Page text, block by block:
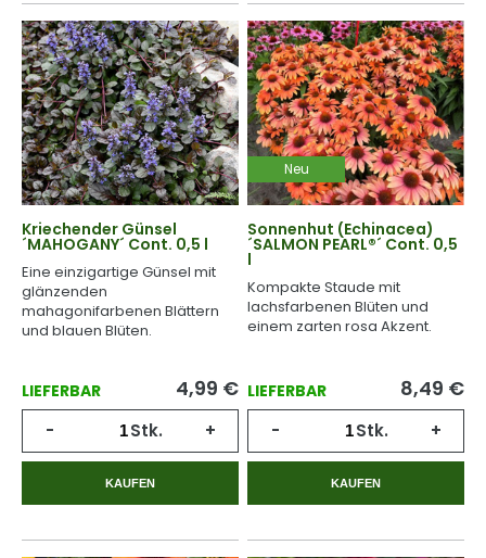
Kriechender Günsel
´MAHOGANY´ Cont. 0,5 l
Eine einzigartige Günsel mit
glänzenden
mahagonifarbenen Blättern
und blauen Blüten.
LIEFERBAR 4,99 €
- Stk. +
KAUFEN
Neu
Sonnenhut (Echinacea)
´SALMON PEARL®´ Cont. 0,5
l
Kompakte Staude mit
lachsfarbenen Blüten und
einem zarten rosa Akzent.
LIEFERBAR 8,49 €
- Stk. +
KAUFEN